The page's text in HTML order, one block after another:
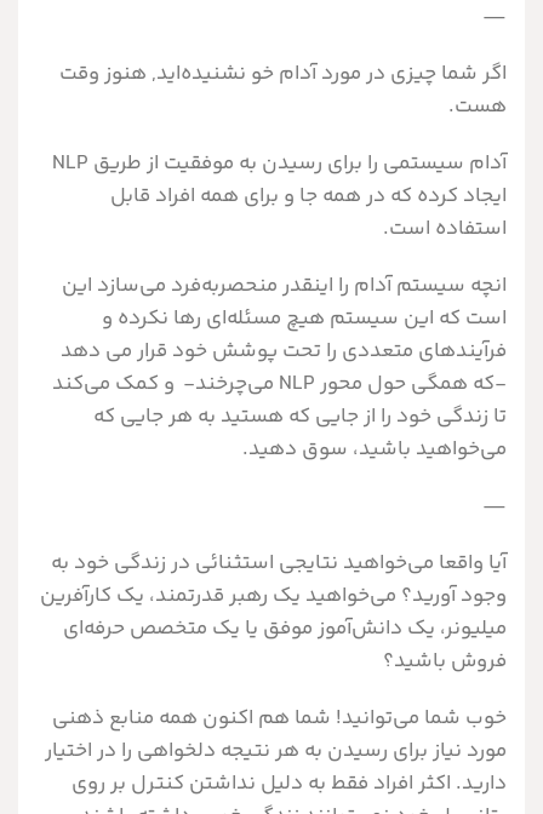
—
اگر شما چيزي در مورد آدام خو نشنيده‌ايد, هنوز وقت
هست.
آدام سيستمي را براي رسیدن به موفقيت از طريق NLP
ایجاد کرده که در همه جا و برای همه افراد قابل
استفاده است.
انچه سيستم آدام را اينقدر منحصربه‌فرد مي‌سازد اين
است که اين سيستم هيچ مسئله‌اي رها نکرده و
فرآيندهاي متعددي را تحت پوشش خود قرار مي دهد
-که همگي حول محور NLP مي‌چرخند- و کمک مي‌کند
تا زندگي خود را از جايي که هستيد به هر جايي که
مي‌خواهيد باشيد، سوق دهيد.
—
آيا واقعا مي‌خواهيد نتايجي استثنائي در زندگي خود به
وجود آوريد؟ مي‌خواهيد يک رهبر قدرتمند، يک کارآفرین
ميليونر، يک دانش‌آموز موفق یا يک متخصص حرفه‌اي
فروش باشيد؟
خوب شما مي‌توانيد! شما هم اکنون همه منابع ذهني
مورد نياز برای رسيدن به هر نتيجه دلخواهي را در اختيار
داريد. اکثر افراد فقط به دليل نداشتن کنترل بر روي